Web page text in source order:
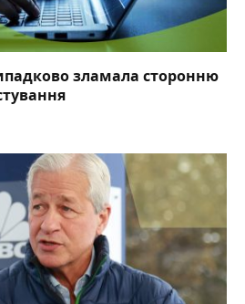
зламала сторонню